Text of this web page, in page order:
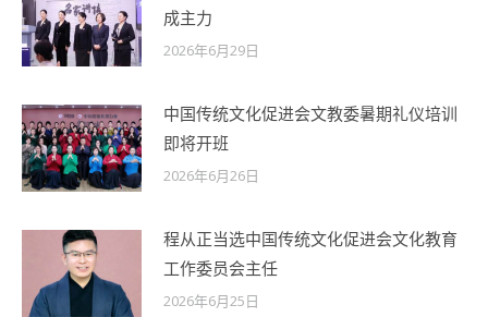
成主力
2026年6月29日
中国传统文化促进会文教委暑期礼仪培训
即将开班
2026年6月26日
程从正当选中国传统文化促进会文化教育
工作委员会主任
2026年6月25日